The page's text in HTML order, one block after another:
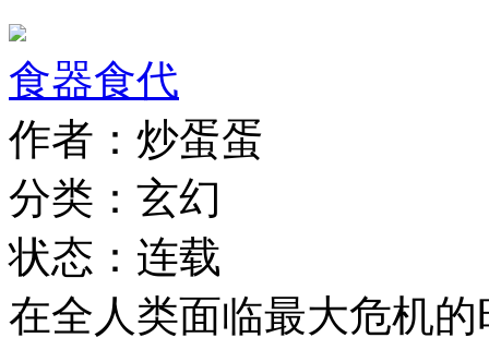
食器食代
作者：炒蛋蛋
分类：玄幻
状态：连载
在全人类面临最大危机